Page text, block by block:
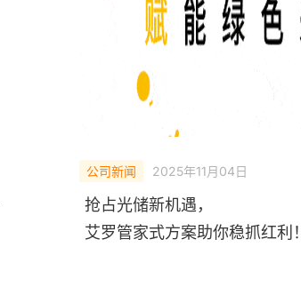
公司新闻 2025年11月04日
抢占光储新机遇，
艾罗管家式方案助你稳抓红利！